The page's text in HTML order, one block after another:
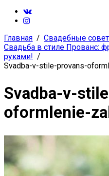
Главная
Свадебные
Свадьба в стиле Прованс:
руками!
Svadba-v-stile-provans-
Svadba-v-
oformlenie-